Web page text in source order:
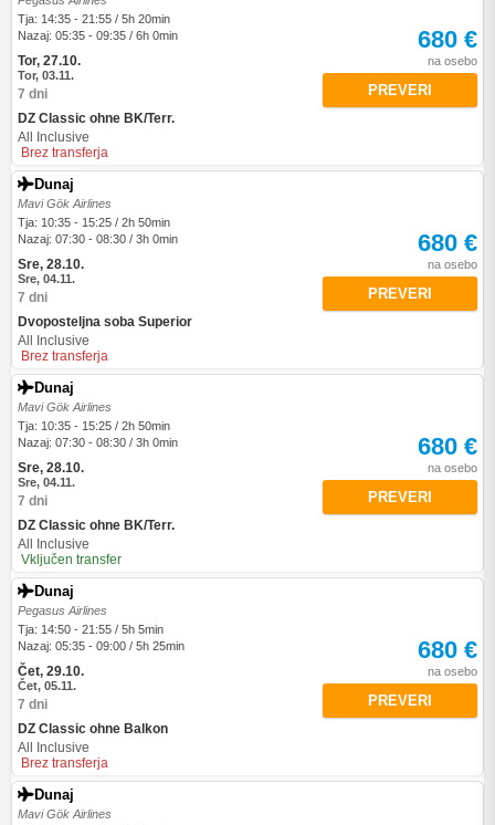
Tja: 14:35 - 21:55 / 5h 20min
Nazaj: 05:35 - 09:35 / 6h 0min
Tor, 27.10.
Tor, 03.11.
7 dni
DZ Classic ohne BK/Terr.
All Inclusive
Brez transferja
680 €
na osebo
PREVERI
Dunaj
Mavi Gök Airlines
Tja: 10:35 - 15:25 / 2h 50min
Nazaj: 07:30 - 08:30 / 3h 0min
Sre, 28.10.
Sre, 04.11.
7 dni
Dvoposteljna soba Superior
All Inclusive
Brez transferja
680 €
na osebo
PREVERI
Dunaj
Mavi Gök Airlines
Tja: 10:35 - 15:25 / 2h 50min
Nazaj: 07:30 - 08:30 / 3h 0min
Sre, 28.10.
Sre, 04.11.
7 dni
DZ Classic ohne BK/Terr.
All Inclusive
Vključen transfer
680 €
na osebo
PREVERI
Dunaj
Pegasus Airlines
Tja: 14:50 - 21:55 / 5h 5min
Nazaj: 05:35 - 09:00 / 5h 25min
Čet, 29.10.
Čet, 05.11.
7 dni
DZ Classic ohne Balkon
All Inclusive
Brez transferja
680 €
na osebo
PREVERI
Dunaj
Mavi Gök Airlines